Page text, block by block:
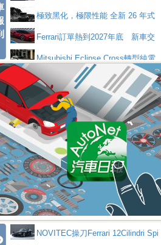
ptain Seat
EV
技的座駕! Ford Territory中型油電休旅
SO Super Great今日在台登場，結合先進安
全輔助科技
ntis四品牌經銷權，全新多品牌旗艦展示中
心開幕啟用
屏東特搜大隊再添新利器 SITRAK
救助器材車買氣不衰、SUZUKI經銷商勇於開啟
全新大店，新北都鈴木占地500坪土城旗艦
展示中心開幕
2025第七屆ISUZU運轉職人挑戰賽
熱血登場 展現極致車技與專業職人精神
H2GP世界總決賽圓滿落幕 台灣團
隊表現精彩淨零減碳指標性應用 純電動水泥預
拌車 消防車除了滅火裝備還需要什麼？
一探SITRAK “準” 消防車的究竟
大益金龍初試啼聲，汽柴油5噸貨車
不是對手正宗年鑑2025年全球自動車年鑑1月
下旬問世！2024第六屆ISUZU運轉職人挑戰賽
場 續航最高657公里、支援320kW快充
極致黑化，極限性能 全新 26 年式
DEFENDER OCTA BLACK 限量登台
Ferrari訂單熱到2027年底 新車交
付至少得等一年以上
Mitsubishi Eclipse Cross轉型純電
休旅 87kWh電池續航超過600公里
全新BMW 318i Touring豪華旅行車
全台限量200台 進化現型
不等零關稅的紅利，Jeep品牌今日
起展開首批車交車
Volvo EX60 即將叩關，靜肅性、底
盤與數位介面搶先揭露
Audi Q9 將於 2026 年底上市 旗艦
大型 SUV 鎖定七人座豪華市場
BMW攜手漫威電影【蜘蛛人：重生
日】 Skoda 發表全新 Peaq 內裝：七人
座純電旗艦 SUV，行李廂最大可達 935 公
升
全新純電 Mercedes-Benz C 400 4
MATIC Electric 登場
奢華與科技大躍進，MAZDA全新3
NOVITEC操刀Ferrari 12Cilindri Spi